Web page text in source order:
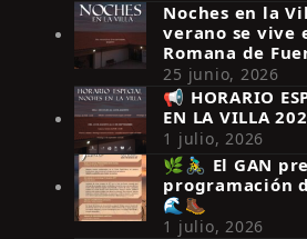
Síguenos en
Noches en la
verano se vive
Romana de
25 junio, 2026
📢 HORARIO
EN LA VILLA
1 julio, 2026
🌿🚴‍♂️ El GAN
programación
🌊🥾
1 julio, 2026